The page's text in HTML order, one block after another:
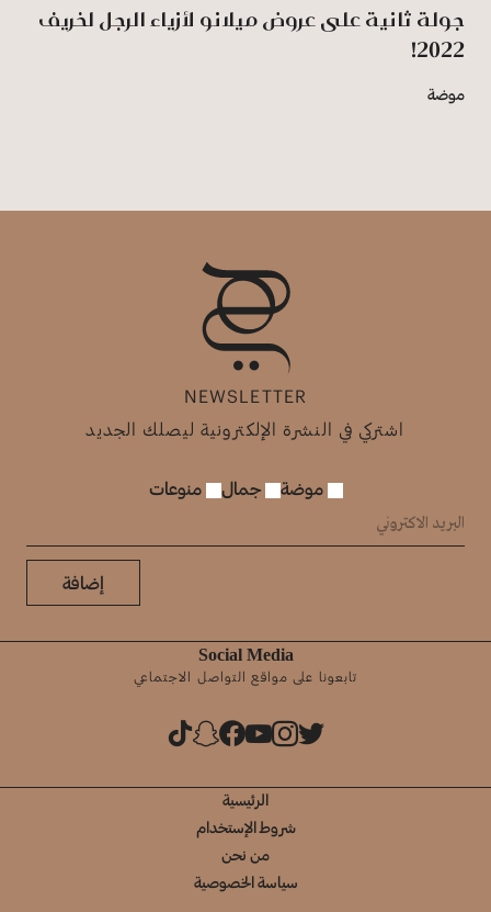
جولة ثانية على عروض ميلانو لأزياء الرجل لخريف
2022!
موضة
NEWSLETTER
اشتركي في النشرة الإلكترونية ليصلك الجديد
موضة جمال منوعات
إضافة
Social Media
تابعونا على مواقع التواصل الاجتماعي
الرئيسية
شروط الإستخدام
من نحن
سياسة الخصوصية